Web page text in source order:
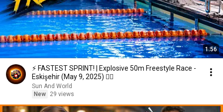
1:56
⚡ FASTEST SPRINT! | Explosive 50m Freestyle Race -
Eskişehir (May 9, 2025) 🏊‍♂️
Sun And World
New
29 views